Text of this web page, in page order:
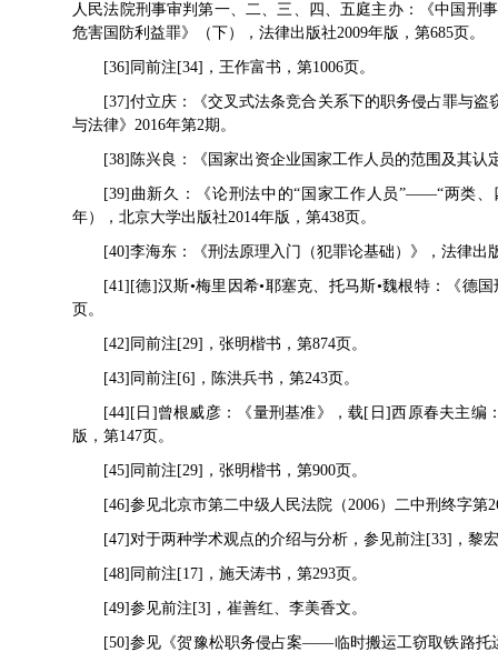
人民法院刑事审判第一、二、三、四、五庭主办：《中国刑
危害国防利益罪》（下），法律出版社2009年版，第685页。
[36]同前注[34]，王作富书，第1006页。
[37]付立庆：《交叉式法条竞合关系下的职务侵占罪与
与法律》2016年第2期。
[38]陈兴良：《国家出资企业国家工作人员的范围及其认
[39]曲新久：《论刑法中的“国家工作人员”——“两类、
年），北京大学出版社2014年版，第438页。
[40]李海东：《刑法原理入门（犯罪论基础）》，法律出
[41][德]汉斯•梅里因希•耶塞克、托马斯•魏根特：《德
页。
[42]同前注[29]，张明楷书，第874页。
[43]同前注[6]，陈洪兵书，第243页。
[44][日]曾根威彦：《量刑基准》，载[日]西原春夫主编
版，第147页。
[45]同前注[29]，张明楷书，第900页。
[46]参见北京市第二中级人民法院（2006）二中刑终字第
[47]对于两种学术观点的介绍与分析，参见前注[33]，黎
[48]同前注[17]，施天涛书，第293页。
[49]参见前注[3]，崔善红、李美香文。
[50]参见《贺豫松职务侵占案——临时搬运工窃取铁路托